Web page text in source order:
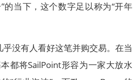
的当下，这个数字足以称为“开年
没有人看好这笔并购交易。在当
都将SailPoint形容为一家大放水